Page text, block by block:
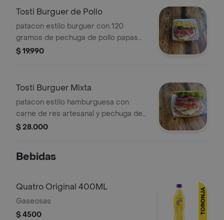
Tosti Burguer de Pollo
patacon estilo burguer con 120
gramos de pechuga de pollo papas
fosforito queso mozzarella, vegetales
$ 19.990
Tosti Burguer Mixta
patacon estilo hamburguesa con
carne de res artesanal y pechuga de
pollo queso mozzarella, vegetales y
$ 28.000
Bebidas
Quatro Original 400ML
Gaseosas
$ 4500